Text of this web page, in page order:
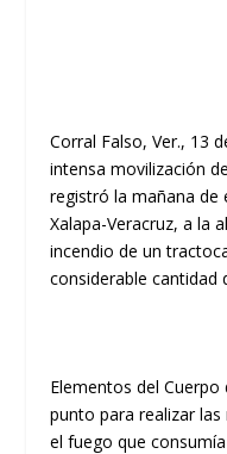
Corral Falso, Ver., 13
intensa movilización
registró la mañana de
Xalapa-Veracruz, a la
incendio de un
considerable cantidad
​Elementos delCuerpo
punto para realizar
el fuego que